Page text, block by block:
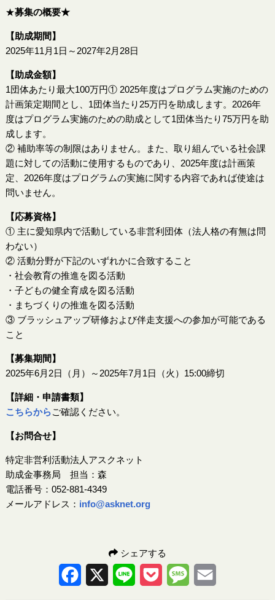
★募集の概要★
【助成期間】
2025年11月1日～2027年2月28日
【助成金額】
1団体あたり最大100万円① 2025年度はプログラム実施のための
計画策定期間とし、1団体当たり25万円を助成します。2026年
度はプログラム実施のための助成として1団体当たり75万円を助
成します。
② 補助率等の制限はありません。また、取り組んでいる社会課
題に対しての活動に使用するものであり、2025年度は計画策
定、2026年度はプログラムの実施に関する内容であれば使途は
問いません。
【応募資格】
① 主に愛知県内で活動している非営利団体（法人格の有無は問
わない）
② 活動分野が下記のいずれかに合致すること
・社会教育の推進を図る活動
・子どもの健全育成を図る活動
・まちづくりの推進を図る活動
③ ブラッシュアップ研修および伴走支援への参加が可能である
こと
【募集期間】
2025年6月2日（月）～2025年7月1日（火）15:00締切
【詳細・申請書類】
こちらからご確認ください。
【お問合せ】
特定非営利活動法人アスクネット
助成金事務局 担当：森
電話番号：052-881-4349
メールアドレス： info@asknet.org
シェアする
Facebook Line Pocket Message